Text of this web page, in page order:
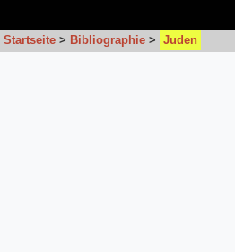
Startseite > Bibliographie > Juden